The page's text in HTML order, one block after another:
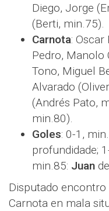
Diego, Jorge
(Berti, min.75).
Carnota: Oscar
Pedro, Manolo
Tono, Miguel
Alvarado
(Andrés Pato,
min.80).
Goles: 0-1,
profundidade;
min.85: Juan
Disputado encontro
Carnota en mala